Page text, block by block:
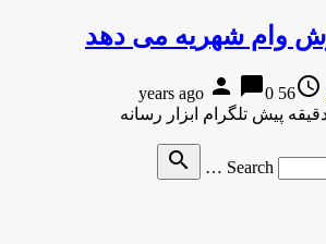
وام شهریه می دهد
access_time
56 years ago
person chat_bubble0
Search …
search